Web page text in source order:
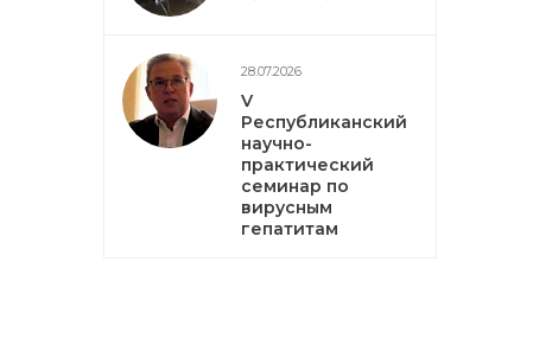
28.07.2026
V
Республиканский
научно-
практический
семинар по
вирусным
гепатитам